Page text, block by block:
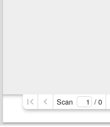
Scan / 0